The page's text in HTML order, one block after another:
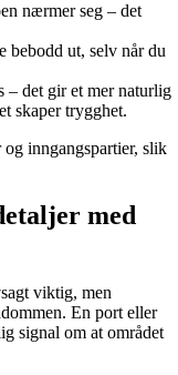
nærmer seg – det
bebodd ut, selv når du
– det gir et mer naturlig
skaper trygghet.
og inngangspartier, slik
med
viktig, men
En port eller
signal om at området